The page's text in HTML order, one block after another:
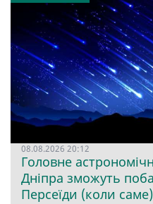
08.08.2026 20:12
Головне
Дніпра зможуть
Персеїди (коли саме)